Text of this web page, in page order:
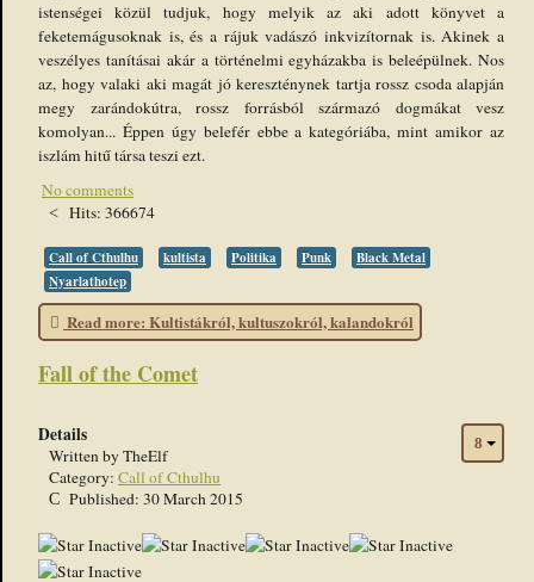
istenségei közül tudjuk, hogy melyik az aki adott könyvet a
feketemágusoknak is, és a rájuk vadászó inkvizítornak is. Akinek a
veszélyes tanításai akár a történelmi egyházakba is beleépülnek. Nos
az, hogy valaki aki magát jó kereszténynek tartja rossz csoda alapján
megy zarándokútra, rossz forrásból származó dogmákat vesz
komolyan... Éppen úgy belefér ebbe a kategóriába, mint amikor az
iszlám hitű társa teszi ezt.
No comments
Hits: 366674
Call of Cthulhu kultista Politika Punk
Black Metal
Nyarlathotep
Read more: Kultistákról, kultuszokról, kalandokról
Fall of the Comet
Details
Written byTheElf
Category: Call of Cthulhu
Published: 30 March 2015